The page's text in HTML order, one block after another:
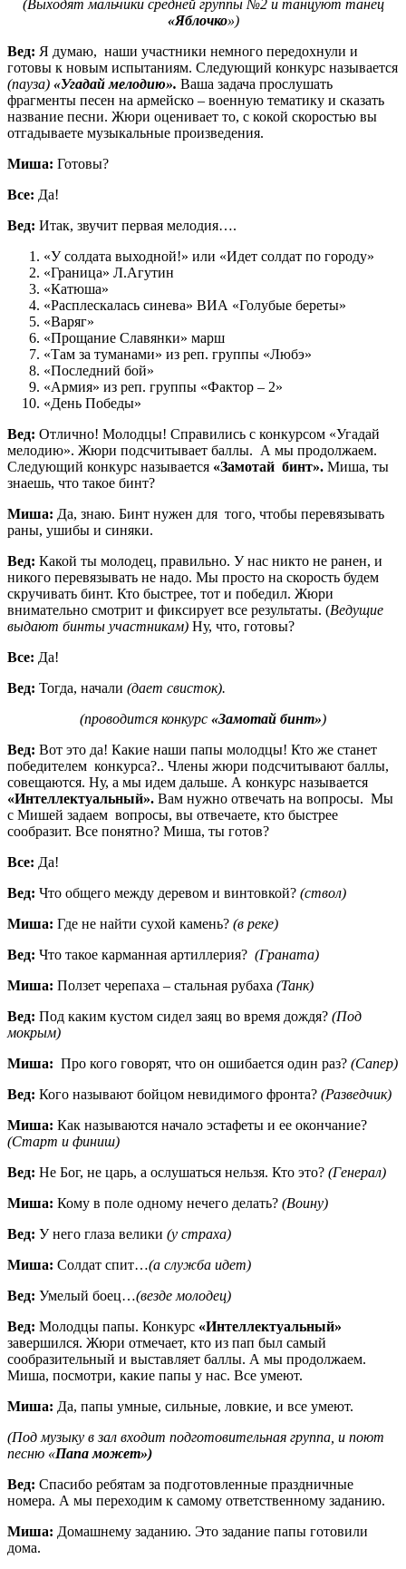
(Выходят мальчики средней группы №2 и танцуют танец
«Яблочко»)
Вед: Я думаю, наши участники немного передохнули и
готовы к новым испытаниям. Следующий конкурс называется
(пауза) «Угадай мелодию». Ваша задача прослушать
фрагменты песен на армейско – военную тематику и сказать
название песни. Жюри оценивает то, с кокой скоростью вы
отгадываете музыкальные произведения.
Миша: Готовы?
Все: Да!
Вед: Итак, звучит первая мелодия….
«У солдата выходной!» или «Идет солдат по городу»
«Граница» Л.Агутин
«Катюша»
«Расплескалась синева» ВИА «Голубые береты»
«Варяг»
«Прощание Славянки» марш
«Там за туманами» из реп. группы «Любэ»
«Последний бой»
«Армия» из реп. группы «Фактор – 2»
«День Победы»
Вед: Отлично! Молодцы! Справились с конкурсом «Угадай
мелодию». Жюри подсчитывает баллы. А мы продолжаем.
Следующий конкурс называется «Замотай бинт». Миша, ты
знаешь, что такое бинт?
Миша: Да, знаю. Бинт нужен для того, чтобы перевязывать
раны, ушибы и синяки.
Вед: Какой ты молодец, правильно. У нас никто не ранен, и
никого перевязывать не надо. Мы просто на скорость будем
скручивать бинт. Кто быстрее, тот и победил. Жюри
внимательно смотрит и фиксирует все результаты. (Ведущие
выдают бинты участникам) Ну, что, готовы?
Все: Да!
Вед: Тогда, начали (дает свисток).
(проводится конкурс «Замотай бинт»)
Вед: Вот это да! Какие наши папы молодцы! Кто же станет
победителем конкурса?.. Члены жюри подсчитывают баллы,
совещаются. Ну, а мы идем дальше. А конкурс называется
«Интеллектуальный». Вам нужно отвечать на вопросы. Мы
с Мишей задаем вопросы, вы отвечаете, кто быстрее
сообразит. Все понятно? Миша, ты готов?
Все: Да!
Вед: Что общего между деревом и винтовкой? (ствол)
Миша: Где не найти сухой камень? (в реке)
Вед: Что такое карманная артиллерия? (Граната)
Миша: Ползет черепаха – стальная рубаха (Танк)
Вед: Под каким кустом сидел заяц во время дождя? (Под
мокрым)
Миша: Про кого говорят, что он ошибается один раз? (Сапер)
Вед: Кого называют бойцом невидимого фронта? (Разведчик)
Миша: Как называются начало эстафеты и ее окончание?
(Старт и финиш)
Вед: Не Бог, не царь, а ослушаться нельзя. Кто это? (Генерал)
Миша: Кому в поле одному нечего делать? (Воину)
Вед: У него глаза велики (у страха)
Миша: Солдат спит…(а служба идет)
Вед: Умелый боец…(везде молодец)
Вед: Молодцы папы. Конкурс «Интеллектуальный»
завершился. Жюри отмечает, кто из пап был самый
сообразительный и выставляет баллы. А мы продолжаем.
Миша, посмотри, какие папы у нас. Все умеют.
Миша: Да, папы умные, сильные, ловкие, и все умеют.
(Под музыку в зал входит подготовительная группа, и поют
песню «Папа может»)
Вед: Спасибо ребятам за подготовленные праздничные
номера. А мы переходим к самому ответственному заданию.
Миша: Домашнему заданию. Это задание папы готовили
дома.